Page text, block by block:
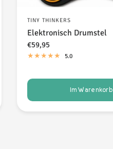
TINY THINKERS
Elektronisch Drumstel
€59,95
5.0
Im Warenkorb